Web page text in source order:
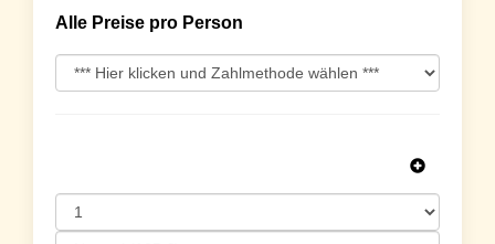
Alle Preise pro Person